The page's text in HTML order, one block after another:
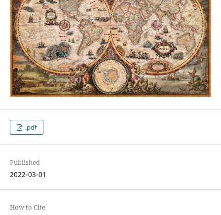
.pdf
Published
2022-03-01
How to Cite